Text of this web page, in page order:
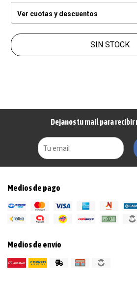
Ver cuotas y descuentos
SIN STOCK
Dejanos tu mail para recibir
Medios de pago
Medios de envío